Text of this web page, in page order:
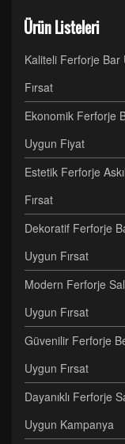
Ürün Listeleri
Kaliteli Ferforje Bar
Fırsat
Ekonomik Ferforje
Uygun Fiyat
Estetik Ferforje
Fırsat
Dekoratif Ferforje
Uygun Fırsat
Modern Ferforje
Uygun Fırsat
Güvenilir Ferforje
Uygun Fırsat
Dayanıklı Ferforje
Uygun Kampanya